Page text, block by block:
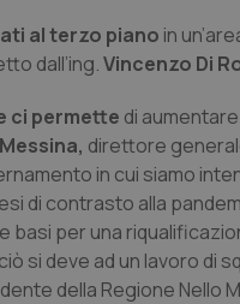
al terzo piano in
dall’ing.Vincenzo Di
ci permette di
direttore
in cui siamo
di contrasto alla
per una
si deve ad un lavoro di
della Regione Nello